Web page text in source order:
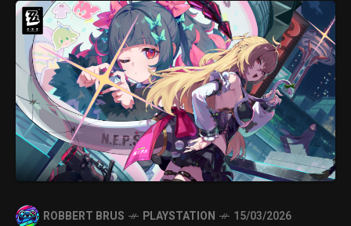
ROBBERT BRUS PLAYSTATION 15/03/2026